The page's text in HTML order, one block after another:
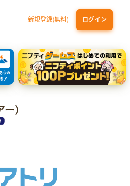
新規登録(無料) ログイン
ド ゴールド（NL）（家族カード発行）
ディズニープラス) セットプラン
）